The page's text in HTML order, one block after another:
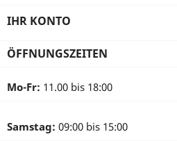
IHR KONTO
ÖFFNUNGSZEITEN
Mo-Fr: 11.00 bis 18:00
Samstag: 09:00 bis 15:00